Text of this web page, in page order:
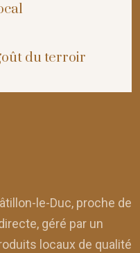
du terroir
le-Duc, proche de
géré par un
locaux de qualité